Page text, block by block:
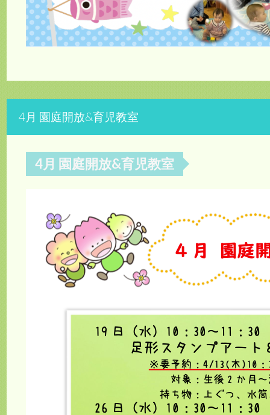
4月 園庭開放&育児教室
4月 園庭開放&育児教室